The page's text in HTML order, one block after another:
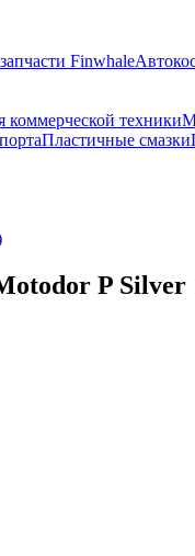
Finwhale
коммерческой техники
Пластичные смазки
P Silver